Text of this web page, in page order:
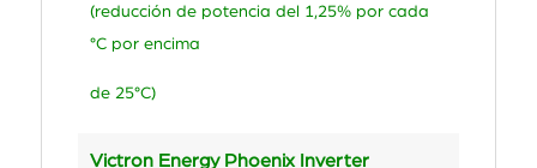
(reducción de potencia del 1,25% por cada
°C por encima
de 25°C)
Victron Energy Phoenix Inverter